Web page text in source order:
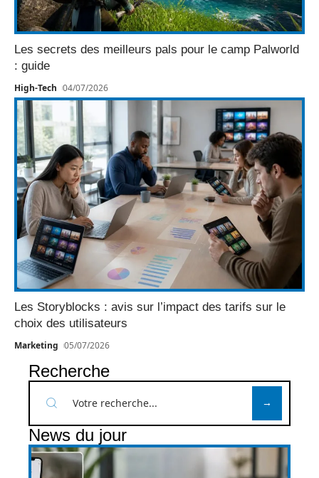
Les secrets des meilleurs pals pour le camp Palworld
: guide
High-Tech 04/07/2026
Les Storyblocks : avis sur l’impact des tarifs sur le
choix des utilisateurs
Marketing 05/07/2026
Recherche
News du jour